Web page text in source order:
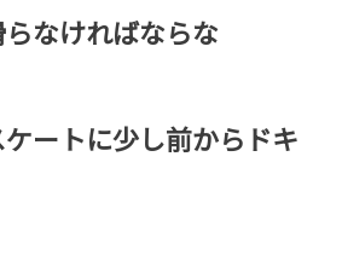
なければならな
ートに少し前からドキ